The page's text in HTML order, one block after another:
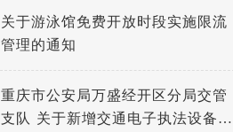
关于游泳馆免费开放时段实施限流
管理的通知
重庆市公安局万盛经开区分局交管
支队 关于新增交通电子执法设备的